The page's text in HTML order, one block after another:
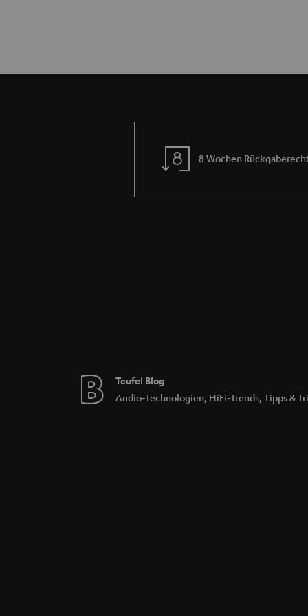
8 Wochen
Teufel Blog
Audio-Technologien, HiFi-Trends, Tipps &